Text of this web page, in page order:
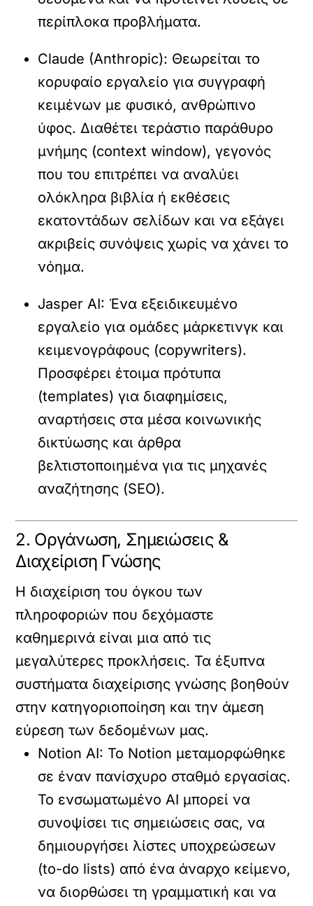
περίπλοκα προβλήματα.
Claude (Anthropic): Θεωρείται το
κορυφαίο εργαλείο για συγγραφή
κειμένων με φυσικό, ανθρώπινο
ύφος. Διαθέτει τεράστιο παράθυρο
μνήμης (context window), γεγονός
που του επιτρέπει να αναλύει
ολόκληρα βιβλία ή εκθέσεις
εκατοντάδων σελίδων και να εξάγει
ακριβείς συνόψεις χωρίς να χάνει το
νόημα.
Jasper AI: Ένα εξειδικευμένο
εργαλείο για ομάδες μάρκετινγκ και
κειμενογράφους (copywriters).
Προσφέρει έτοιμα πρότυπα
(templates) για διαφημίσεις,
αναρτήσεις στα μέσα κοινωνικής
δικτύωσης και άρθρα
βελτιστοποιημένα για τις μηχανές
αναζήτησης (SEO).
2. Οργάνωση, Σημειώσεις &
Διαχείριση Γνώσης
Η διαχείριση του όγκου των
πληροφοριών που δεχόμαστε
καθημερινά είναι μια από τις
μεγαλύτερες προκλήσεις. Τα έξυπνα
συστήματα διαχείρισης γνώσης βοηθούν
στην κατηγοριοποίηση και την άμεση
εύρεση των δεδομένων μας.
Notion AI: Το Notion μεταμορφώθηκε
σε έναν πανίσχυρο σταθμό εργασίας.
Το ενσωματωμένο AI μπορεί να
συνοψίσει τις σημειώσεις σας, να
δημιουργήσει λίστες υποχρεώσεων
(to-do lists) από ένα άναρχο κείμενο,
να διορθώσει τη γραμματική και να